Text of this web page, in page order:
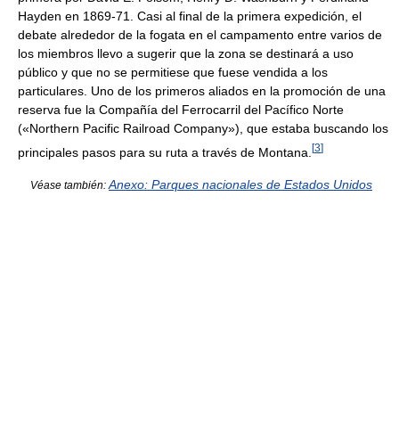
Hayden en 1869-71. Casi al final de la primera expedición, el
debate alrededor de la fogata en el campamento entre varios de
los miembros llevo a sugerir que la zona se destinará a uso
público y que no se permitiese que fuese vendida a los
particulares. Uno de los primeros aliados en la promoción de una
reserva fue la Compañía del Ferrocarril del Pacífico Norte
(«Northern Pacific Railroad Company»), que estaba buscando los
principales pasos para su ruta a través de Montana. [3]
Véase también: Anexo: Parques nacionales de Estados Unidos